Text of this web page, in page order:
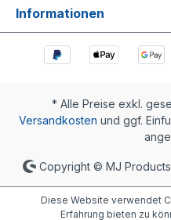
Informationen
* Alle Preise exkl.
Versandkosten und ggf.
Copyright © MJ
Diese Website verwendet
Erfahrung bieten zu